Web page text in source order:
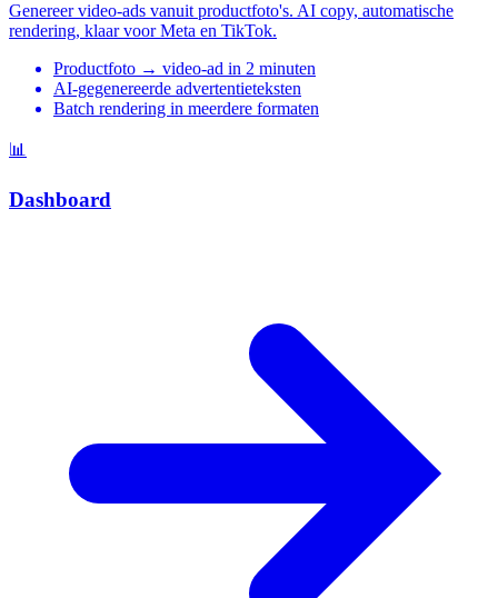
Genereer video-ads vanuit productfoto's. AI copy, automatische
rendering, klaar voor Meta en TikTok.
Productfoto → video-ad in 2 minuten
AI-gegenereerde advertentieteksten
Batch rendering in meerdere formaten
📊
Dashboard